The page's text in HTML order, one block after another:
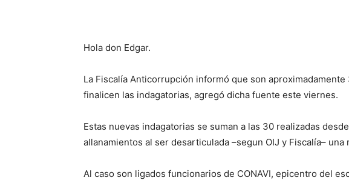
Hola don Edgar.
La Fiscalía Anticorrupción informó que son
finalicen las indagatorias, agregó dicha fuente este viernes.
Estas nuevas indagatorias se suman a las 30 realizadas
allanamientos al ser desarticulada –segun OIJ y Fiscalía–
Al caso son ligados funcionarios de CONAVI, epicentro del